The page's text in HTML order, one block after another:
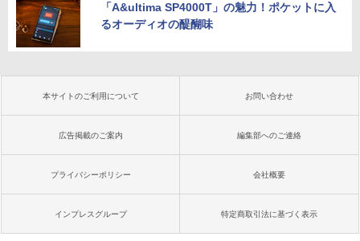
「A&ultima SP4000T」の魅力！ポケットに入
るオーディオの醍醐味
本サイトのご利用について お問い合わせ
広告掲載のご案内 編集部へのご連絡
プライバシーポリシー 会社概要
インプレスグループ 特定商取引法に基づく表示